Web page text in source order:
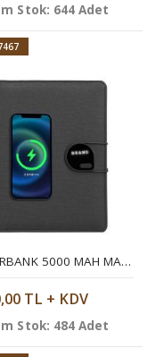
Stok: 644 Adet
POWERBANK 5000 MAH MAGSAFE ORGANIZER
TL + KDV
Stok: 484 Adet